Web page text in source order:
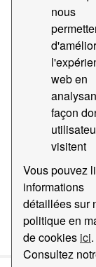
nous
web en
façon
visitent
Vous pouvez
informations
détaillées sur
politique en
de cookies ici.
Consultez
Filter
et
Données
nature et
437) du port
Docs).